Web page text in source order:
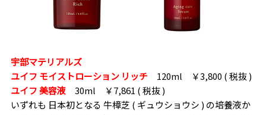
宇部マテリアルズ
ユイフ モイストローション リッチ120ml ￥3,800 ( 税抜 )
ユイフ 美容液30ml ￥7,861 ( 税抜 )
いずれも 日本初となる 牛樟芝 ( ギュウショウシ ) の培養液か